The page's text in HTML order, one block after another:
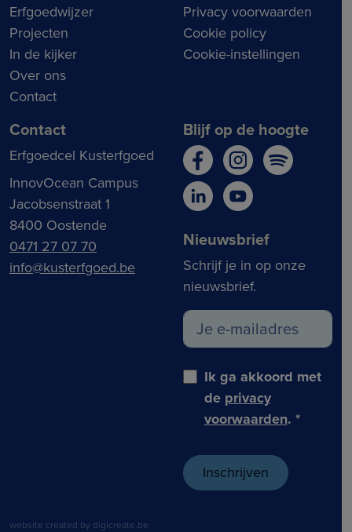
Erfgoedwijzer
Projecten
In de kijker
Over ons
Contact
Privacy voorwaarden
Cookie policy
Cookie-instellingen
Contact
Erfgoedcel Kusterfgoed
InnovOcean Campus
Jacobsenstraat 1
8400 Oostende
0471 27 07 70
info@kusterfgoed.be
Blijf op de hoogte
Nieuwsbrief
Schrijf je in op onze
nieuwsbrief.
Ik ga akkoord met
de privacy
voorwaarden. *
website created by digicreate.be